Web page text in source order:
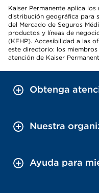
Kaiser Permanente aplica
distribución geográfica para
del Mercado de Seguros
productos y líneas de
(KFHP). Accesibilidad a las
este directorio: los
atención de Kaiser
Obtenga
Nuestra
Ayuda para